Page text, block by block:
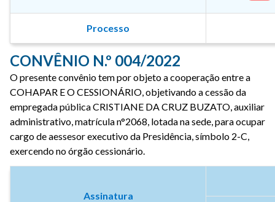
Processo
CONVÊNIO N.º 004/2022
O presente convênio tem por objeto a cooperação entre a
COHAPAR E O CESSIONÁRIO, objetivando a cessão da
empregada pública CRISTIANE DA CRUZ BUZATO, auxiliar
administrativo, matrícula n°2068, lotada na sede, para ocupar
cargo de aessesor executivo da Presidência, símbolo 2-C,
exercendo no órgão cessionário.
Assinatura